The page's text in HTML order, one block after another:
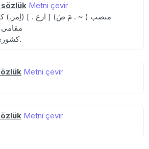
Metni çevir
منصب ( ~ . مَ صَ) [ ازع . ] (اِمر.)
مقامی
کشوری و لشکری )، افسر.
Metni çevir
Metni çevir